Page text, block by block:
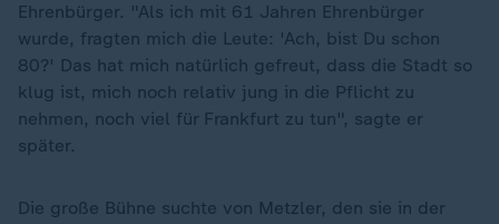
Ehrenbürger. "Als ich mit 61 Jahren Ehrenbürger
wurde, fragten mich die Leute: 'Ach, bist Du schon
80?' Das hat mich natürlich gefreut, dass die Stadt so
klug ist, mich noch relativ jung in die Pflicht zu
nehmen, noch viel für Frankfurt zu tun", sagte er
später.
Die große Bühne suchte von Metzler, den sie in der